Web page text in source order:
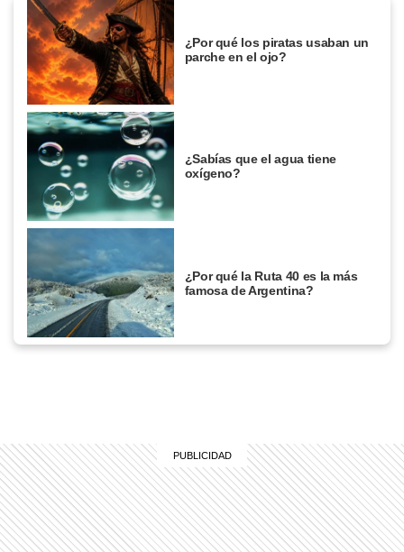
¿Por qué los piratas usaban un
parche en el ojo?
¿Sabías que el agua tiene
oxígeno?
¿Por qué la Ruta 40 es la más
famosa de Argentina?